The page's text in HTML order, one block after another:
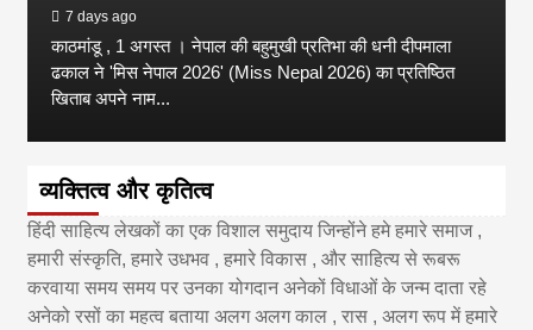
7 days ago
काठमांडू , 1 अगस्त । नेपाल की बहुमुखी प्रतिभा की धनी दीपमाला
ढकाल ने 'मिस नेपाल 2026' (Miss Nepal 2026) का प्रतिष्ठित
खिताब अपने नाम...
व्यक्तित्व और कृतित्व
हिंदी साहित्य लेखकों का एक विशाल समुदाय जिन्होंने हमे हमारे समाज ,
हमारी संस्कृति, हमारे उधभव , हमारे विकास , और साहित्य से रूबरू
करवाया समय समय पर उनका योगदान अनेकों विधाओं के जन्म दाता रहे
अनेको रसों का महत्व बताया अलग अलग काल , रास , अलग रूप में हमारे